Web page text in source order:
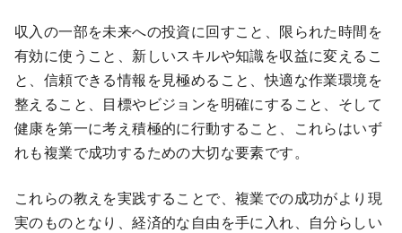
収入の一部を未来への投資に回すこと、限られた時間を
有効に使うこと、新しいスキルや知識を収益に変えるこ
と、信頼できる情報を見極めること、快適な作業環境を
整えること、目標やビジョンを明確にすること、そして
健康を第一に考え積極的に行動すること、これらはいず
れも複業で成功するための大切な要素です。
これらの教えを実践することで、複業での成功がより現
実のものとなり、経済的な自由を手に入れ、自分らしい